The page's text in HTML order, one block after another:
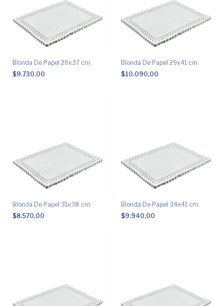
Blonda De Papel 26x37 cm.
$9.730,00
Blonda De Papel 29x41 cm.
$10.090,00
Blonda De Papel 31x38 cm.
$8.570,00
Blonda De Papel 34x41 cm.
$9.940,00